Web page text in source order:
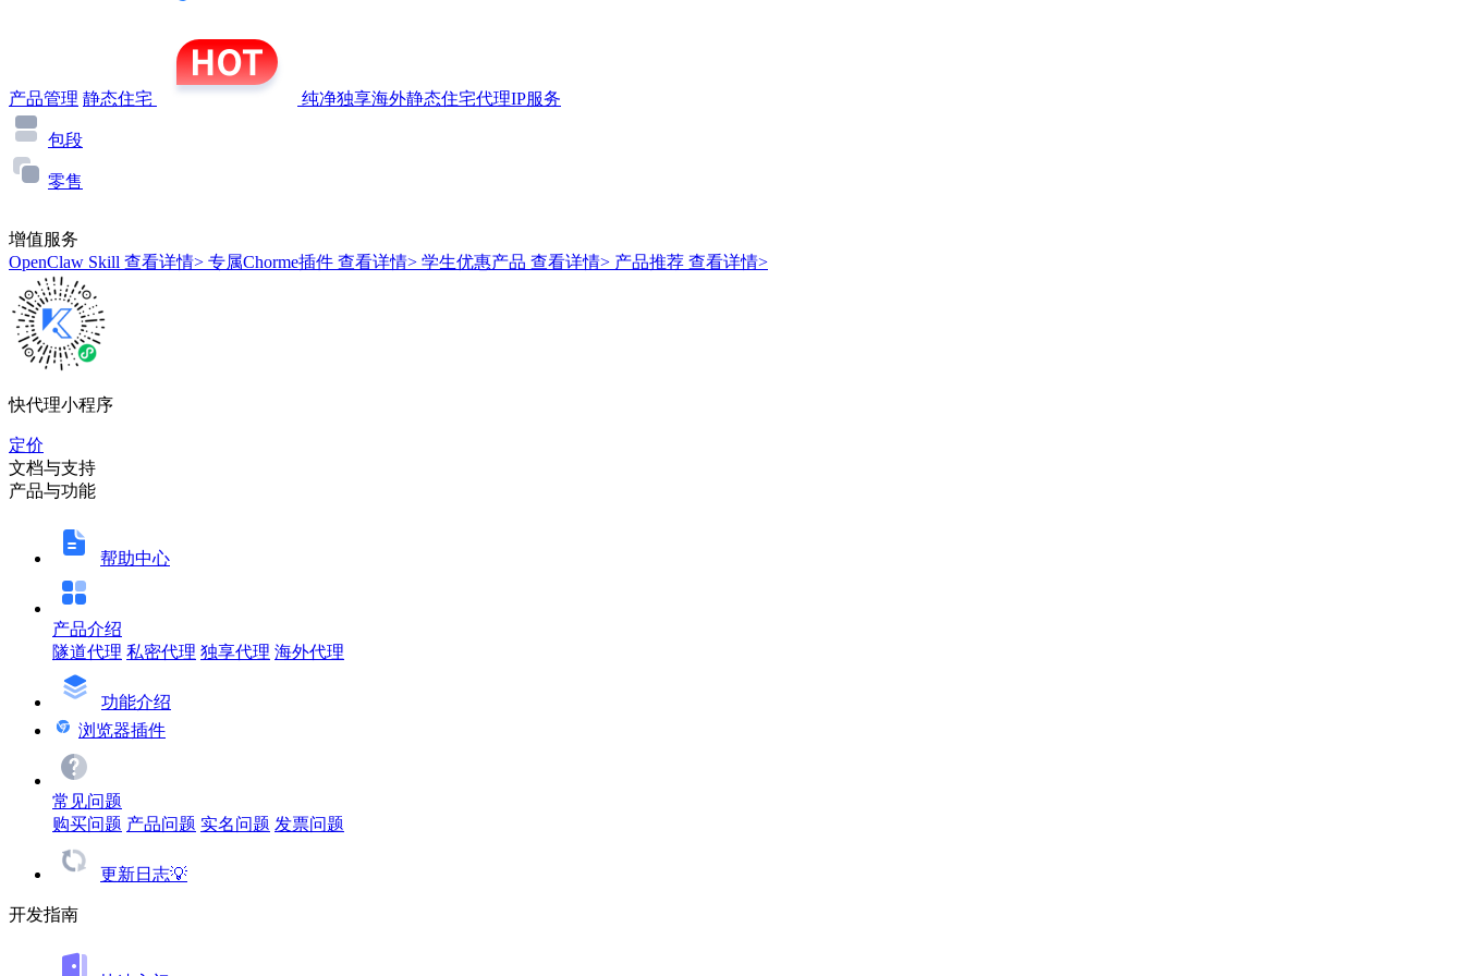
产品管理 静态住宅 纯净独享海外静态住宅代理IP服务
包段
零售
增值服务
OpenClaw Skill 查看详情> 专属Chorme插件 查看详情> 学生优惠产品 查看详情> 产品推荐 查看详情>
快代理小程序
定价
文档与支持
产品与功能
帮助中心
产品介绍
隧道代理 私密代理 独享代理 海外代理
功能介绍
浏览器插件
常见问题
购买问题 产品问题 实名问题 发票问题
更新日志💡
开发指南